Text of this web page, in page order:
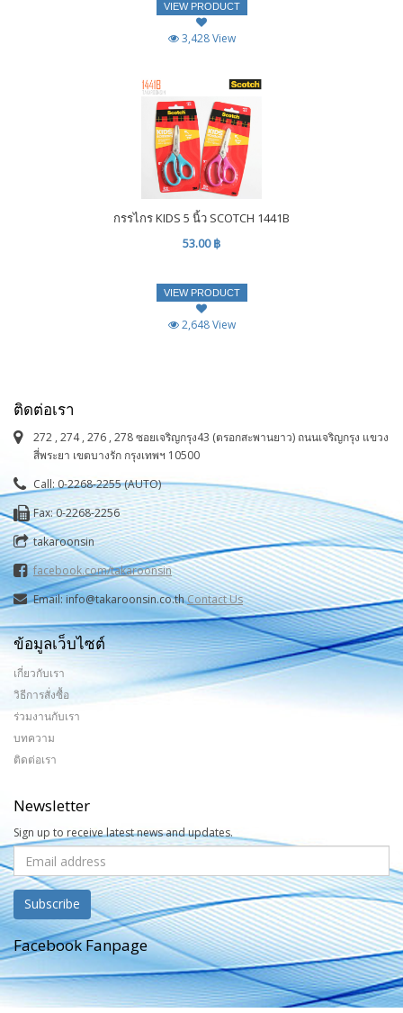
VIEW PRODUCT
3,428 View
กรรไกร KIDS 5 นิ้ว SCOTCH 1441B
53.00 ฿
VIEW PRODUCT
2,648 View
ติดต่อเรา
272 , 274 , 276 , 278 ซอยเจริญกรุง43 (ตรอกสะพานยาว) ถนนเจริญกรุง แขวง
สี่พระยา เขตบางรัก กรุงเทพฯ 10500
Call: 0-2268-2255 (AUTO)
Fax: 0-2268-2256
takaroonsin
facebook.com/takaroonsin
Email: info@takaroonsin.co.thContact Us
ข้อมูลเว็บไซต์
เกี่ยวกับเรา
วิธีการสั่งซื้อ
ร่วมงานกับเรา
บทความ
ติดต่อเรา
Newsletter
Sign up to receive latest news and updates.
Facebook Fanpage